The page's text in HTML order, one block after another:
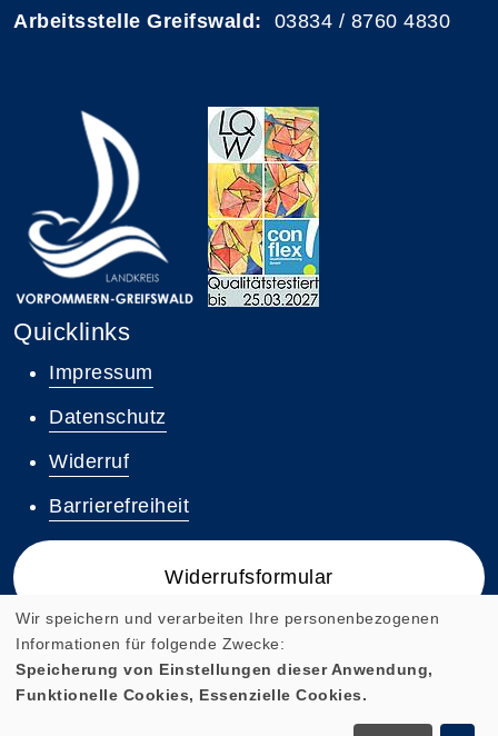
Arbeitsstelle Greifswald: 03834 / 8760 4830
Quicklinks
Impressum
Datenschutz
Widerruf
Barrierefreiheit
Widerrufsformular
Cookie Einstellungen
Wir speichern und verarbeiten Ihre personenbezogenen
Informationen für folgende Zwecke:
Speicherung von Einstellungen dieser Anwendung,
Funktionelle Cookies, Essenzielle Cookies.